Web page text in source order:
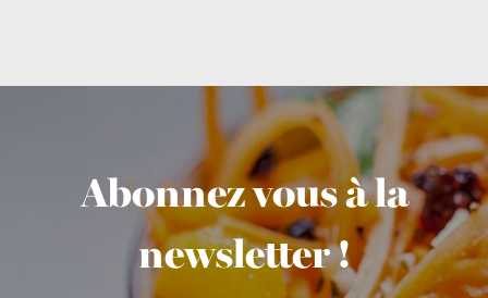
Abonnez vous à la
newsletter !